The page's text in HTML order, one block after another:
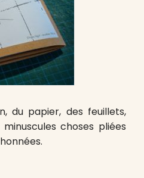
du papier, des feuillets,
choses pliées